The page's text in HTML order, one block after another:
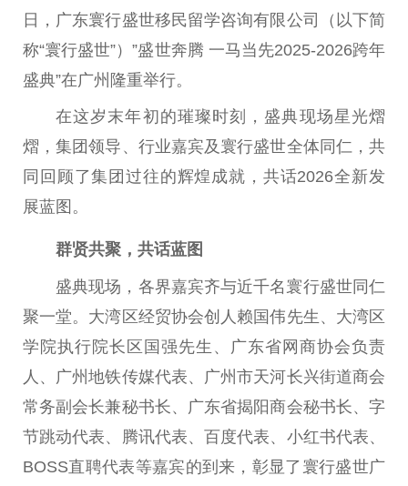
日，广东寰行盛世移民留学咨询有限公司（以下简
称“寰行盛世”）”盛世奔腾 一马当先2025-2026跨年
盛典”在广州隆重举行。
在这岁末年初的璀璨时刻，盛典现场星光熠
熠，集团领导、行业嘉宾及寰行盛世全体同仁，共
同回顾了集团过往的辉煌成就，共话2026全新发
展蓝图。
群贤共聚，共话蓝图
盛典现场，各界嘉宾齐与近千名寰行盛世同仁
聚一堂。大湾区经贸协会创人赖国伟先生、大湾区
学院执行院长区国强先生、广东省网商协会负责
人、广州地铁传媒代表、广州市天河长兴街道商会
常务副会长兼秘书长、广东省揭阳商会秘书长、字
节跳动代表、腾讯代表、百度代表、小红书代表、
BOSS直聘代表等嘉宾的到来，彰显了寰行盛世广